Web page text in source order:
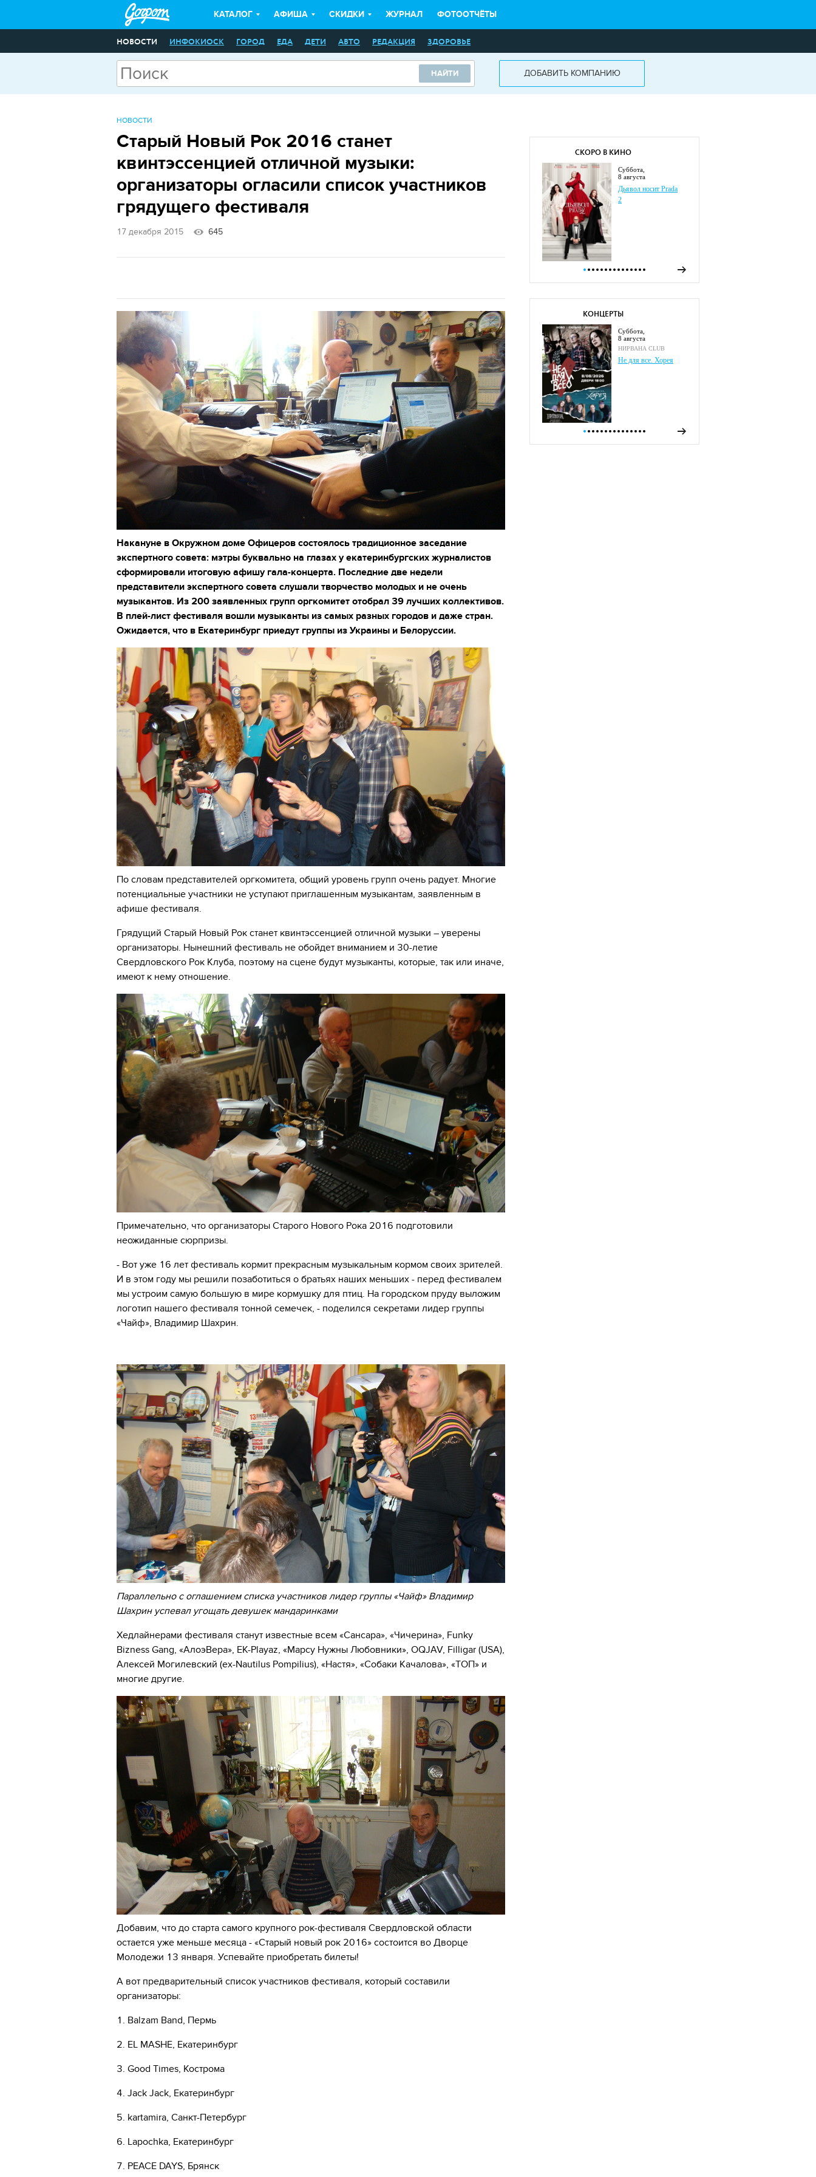
КАТАЛОГ АФИША СКИДКИ ЖУРНАЛ ФОТООТЧЁТЫ
НОВОСТИ ИНФОКИОСК ГОРОД ЕДА ДЕТИ АВТО РЕДАКЦИЯ ЗДОРОВЬЕ
НАЙТИ ДОБАВИТЬ КОМПАНИЮ
НОВОСТИ
Старый Новый Рок 2016 станет
квинтэссенцией отличной музыки:
организаторы огласили список участников
грядущего фестиваля
17 декабря 2015 645
Накануне в Окружном доме Офицеров состоялось традиционное заседание
экспертного совета: мэтры буквально на глазах у екатеринбургских журналистов
сформировали итоговую афишу гала-концерта. Последние две недели
представители экспертного совета слушали творчество молодых и не очень
музыкантов. Из 200 заявленных групп оргкомитет отобрал 39 лучших коллективов.
В плей-лист фестиваля вошли музыканты из самых разных городов и даже стран.
Ожидается, что в Екатеринбург приедут группы из Украины и Белоруссии.
По словам представителей оргкомитета, общий уровень групп очень радует. Многие
потенциальные участники не уступают приглашенным музыкантам, заявленным в
афише фестиваля.
Грядущий Старый Новый Рок станет квинтэссенцией отличной музыки – уверены
организаторы. Нынешний фестиваль не обойдет вниманием и 30-летие
Свердловского Рок Клуба, поэтому на сцене будут музыканты, которые, так или иначе,
имеют к нему отношение.
Примечательно, что организаторы Старого Нового Рока 2016 подготовили
неожиданные сюрпризы.
- Вот уже 16 лет фестиваль кормит прекрасным музыкальным кормом своих зрителей.
И в этом году мы решили позаботиться о братьях наших меньших - перед фестивалем
мы устроим самую большую в мире кормушку для птиц. На городском пруду выложим
логотип нашего фестиваля тонной семечек, - поделился секретами лидер группы
«Чайф», Владимир Шахрин.
Параллельно с оглашением списка участников лидер группы «Чайф» Владимир
Шахрин успевал угощать девушек мандаринками
Хедлайнерами фестиваля станут известные всем «Сансара», «Чичерина», Funky
Bizness Gang, «АлоэВера», EK-Playaz, «Марсу Нужны Любовники», OQJAV, Filligar (USA),
Алексей Могилевский (ex-Nautilus Рompilius), «Настя», «Собаки Качалова», «ТОП» и
многие другие.
Добавим, что до старта самого крупного рок-фестиваля Свердловской области
остается уже меньше месяца - «Старый новый рок 2016» состоится во Дворце
Молодежи 13 января. Успевайте приобретать билеты!
А вот предварительный список участников фестиваля, который составили
организаторы:
1. Balzam Band, Пермь
2. EL MASHE, Екатеринбург
3. Good Times, Кострома
4. Jack Jack, Екатеринбург
5. kartamira, Санкт-Петербург
6. Lapochka, Екатеринбург
7. PEACE DAYS, Брянск
СКОРО В КИНО
суббота,
8 августа
Дьявол носит Prada
2
КОНЦЕРТЫ
суббота,
8 августа
НИРВАНА CLUB
Не для все. Хорея